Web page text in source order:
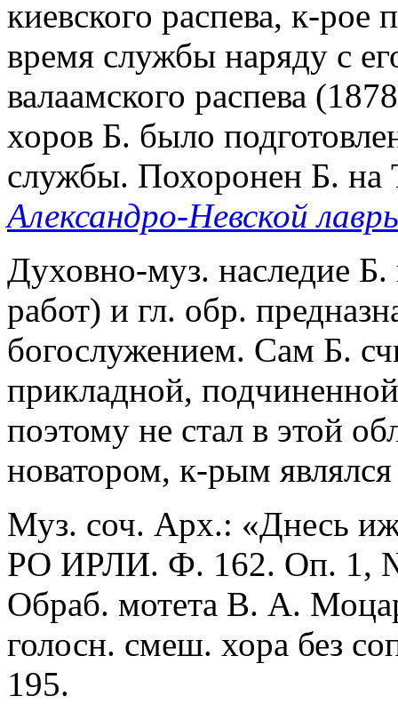
киевского распева, к-рое
время службы наряду с
валаамского распева
хоров Б. было
службы. Похоронен Б. на
Александро-Невской
Духовно-муз. наследие
работ) и гл. обр.
богослужением. Сам Б.
прикладной,
поэтому не стал в этой
новатором, к-рым
Муз. соч. Арх.: «Днесь
РО ИРЛИ. Ф. 162. Оп. 1, №
Обраб. мотета В. А.
голосн. смеш. хора без
195.